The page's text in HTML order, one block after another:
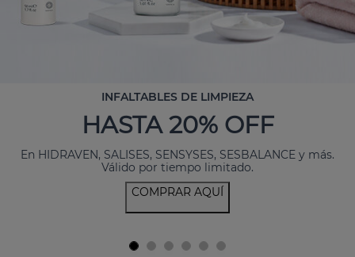
INFALTABLES DE LIMPIEZA
HASTA 20% OFF
En HIDRAVEN, SALISES, SENSYSES, SESBALANCE y más.
Válido por tiempo limitado.
COMPRAR AQUÍ